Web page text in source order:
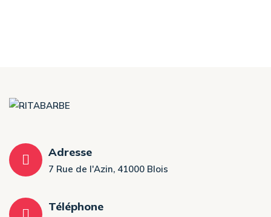
Adresse
7 Rue de l'Azin, 41000 Blois
Téléphone